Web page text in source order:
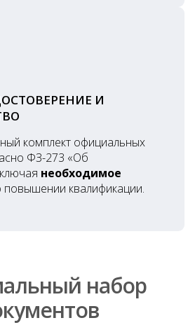
И
комплект официальных
ФЗ-273 «Об
необходимое
повышении квалификации.
набор